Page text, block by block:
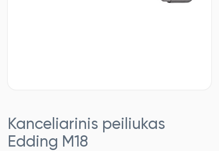
Kanceliarinis peiliukas
Edding M18